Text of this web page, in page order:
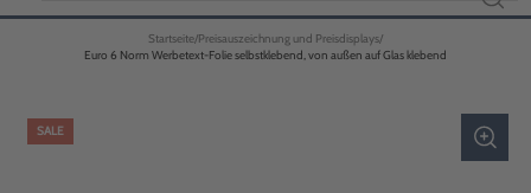
Startseite Preisauszeichnung und Preisdisplays
Euro 6 Norm Werbetext-Folie selbstklebend, von außen auf Glas klebend
SALE